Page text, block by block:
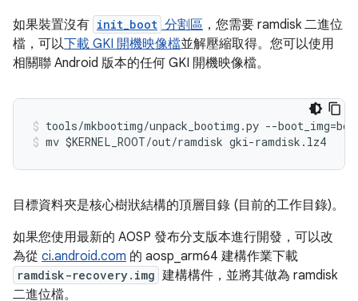
如果裝置沒有 init_boot 分割區 ，您需要 ramdisk 二進位
檔，可以下載 GKI 開機映像檔並解壓縮取得。您可以使用
相關聯 Android 版本的任何 GKI 開機映像檔。
mv $KERNEL_ROOT/out/ramdisk gki-ramdisk.lz4
目標資料夾是核心樹狀結構的頂層目錄 (目前的工作目錄)。
如果您使用最新的 AOSP 發布分支版本進行開發，可以改
為從 ci.android.com 的 aosp_arm64 建構作業下載
ramdisk-recovery.img 建構構件，並將其做為 ramdisk
二進位檔。